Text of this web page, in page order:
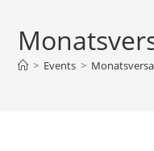
> Events >